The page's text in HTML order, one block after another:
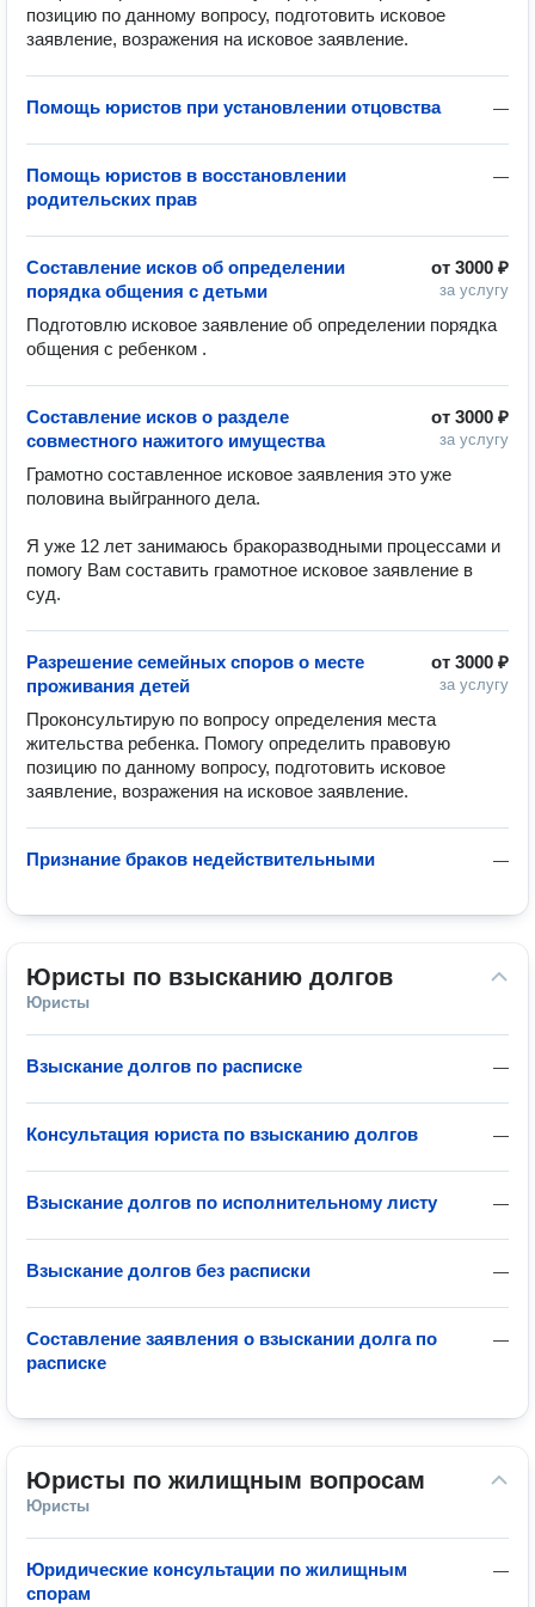
позицию по данному вопросу, подготовить исковое
заявление, возражения на исковое заявление.
—
Помощь юристов при установлении отцовства
—
Помощь юристов в восстановлении
родительских прав
от 3000 ₽
за услугу
Составление исков об определении
порядка общения с детьми
Подготовлю исковое заявление об определении порядка
общения с ребенком .
от 3000 ₽
за услугу
Составление исков о разделе
совместного нажитого имущества
Грамотно составленное исковое заявления это уже
половина выйгранного дела.
Я уже 12 лет занимаюсь бракоразводными процессами и
помогу Вам составить грамотное исковое заявление в
суд.
от 3000 ₽
за услугу
Разрешение семейных споров о месте
проживания детей
Проконсультирую по вопросу определения места
жительства ребенка. Помогу определить правовую
позицию по данному вопросу, подготовить исковое
заявление, возражения на исковое заявление.
—
Признание браков недействительными
Юристы по взысканию долгов
Юристы
—
Взыскание долгов по расписке
—
Консультация юриста по взысканию долгов
—
Взыскание долгов по исполнительному листу
—
Взыскание долгов без расписки
—
Составление заявления о взыскании долга по
расписке
Юристы по жилищным вопросам
Юристы
—
Юридические консультации по жилищным
спорам